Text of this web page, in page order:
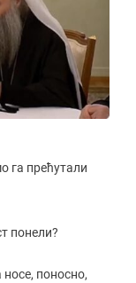
га прећутали
понели?
поносно,